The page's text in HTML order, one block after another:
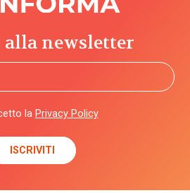
newsletter
la Privacy Policy